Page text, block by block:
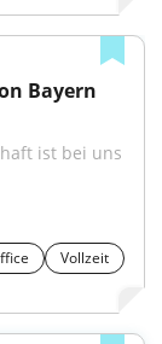
Bayern
ist bei uns
Vollzeit